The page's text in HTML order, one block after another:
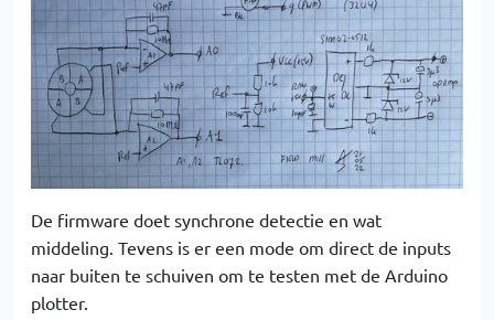
De firmware doet synchrone detectie en wat
middeling. Tevens is er een mode om direct de inputs
naar buiten te schuiven om te testen met de Arduino
plotter.